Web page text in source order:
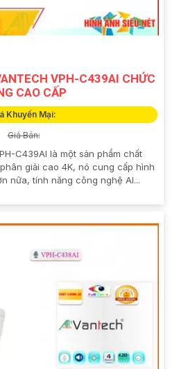
VPH-C439AI CHỨC
CAO CẤP
Khuyến Mại:
Giá Bán:
C439AI là một sản phẩm chất
giải cao 4K, nó cung cấp hình
nữa, tính năng công nghệ AI...